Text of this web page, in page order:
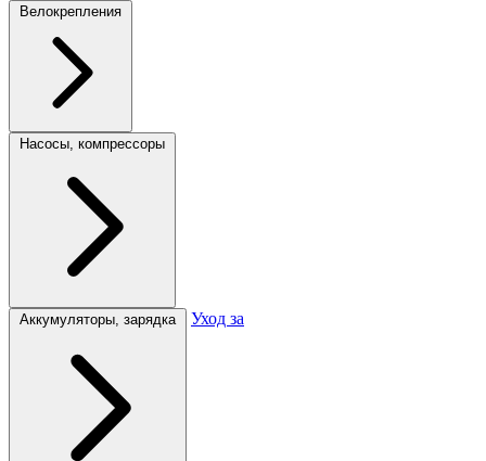
Велокрепления
Насосы, компрессоры
Аккумуляторы, зарядка Уход за